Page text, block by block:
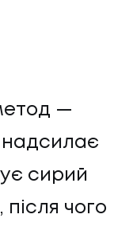
—
надсилає
сирий
після чого